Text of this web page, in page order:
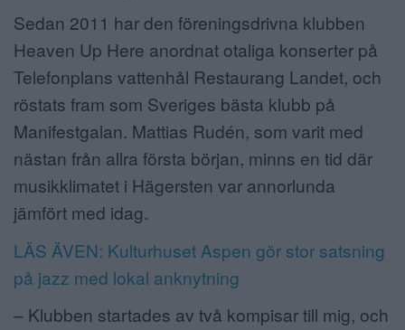
Sedan 2011 har den föreningsdrivna klubben
Heaven Up Here anordnat otaliga konserter på
Telefonplans vattenhål Restaurang Landet, och
röstats fram som Sveriges bästa klubb på
Manifestgalan. Mattias Rudén, som varit med
nästan från allra första början, minns en tid där
musikklimatet i Hägersten var annorlunda
jämfört med idag.
LÄS ÄVEN: Kulturhuset Aspen gör stor satsning
på jazz med lokal anknytning
– Klubben startades av två kompisar till mig, och